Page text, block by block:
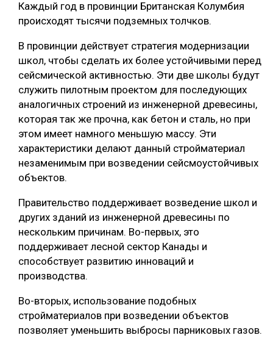
ДЕРЕВЯННОЕ ДОМОСТРОЕНИЕ
БЕЗОПАСНОЕ ПРОИЗВОДСТВО
СОРТИРОВКА ДРЕВЕСИНЫ
МЕБЕЛЬНОЕ ПРОИЗВОДСТВО
Каждый год в провинции Британская Колумбия
происходят тысячи подземных толчков.
В провинции действует стратегия модернизации
школ, чтобы сделать их более устойчивыми перед
сейсмической активностью. Эти две школы будут
служить пилотным проектом для последующих
аналогичных строений из инженерной древесины,
которая так же прочна, как бетон и сталь, но при
этом имеет намного меньшую массу. Эти
характеристики делают данный стройматериал
незаменимым при возведении сейсмоустойчивых
объектов.
Правительство поддерживает возведение школ и
других зданий из инженерной древесины по
нескольким причинам. Во-первых, это
поддерживает лесной сектор Канады и
способствует развитию инноваций и
производства.
Во-вторых, использование подобных
стройматериалов при возведении объектов
позволяет уменьшить выбросы парниковых газов.